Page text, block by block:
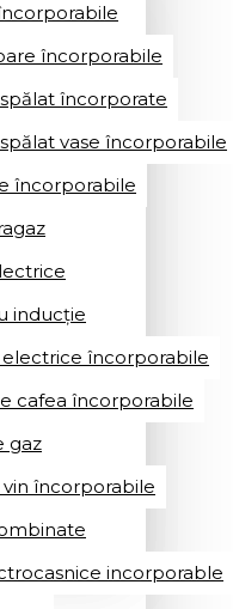
încorporabile
încorporate
vase încorporabile
încorporabile
inducție
încorporabile
cafea încorporabile
gaz
încorporabile
incorporable